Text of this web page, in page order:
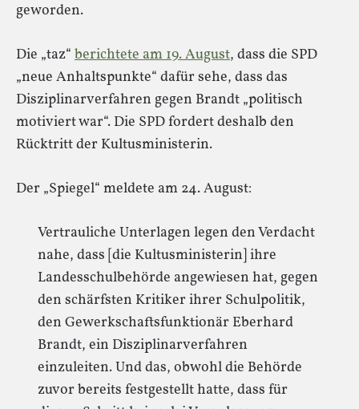
geworden.
Die „taz“ berichtete am 19. August, dass die SPD
„neue Anhaltspunkte“ dafür sehe, dass das
Disziplinarverfahren gegen Brandt „politisch
motiviert war“. Die SPD fordert deshalb den
Rücktritt der Kultusministerin.
Der „Spiegel“ meldete am 24. August:
Vertrauliche Unterlagen legen den Verdacht
nahe, dass [die Kultusministerin] ihre
Landesschulbehörde angewiesen hat, gegen
den schärfsten Kritiker ihrer Schulpolitik,
den Gewerkschaftsfunktionär Eberhard
Brandt, ein Disziplinarverfahren
einzuleiten. Und das, obwohl die Behörde
zuvor bereits festgestellt hatte, dass für